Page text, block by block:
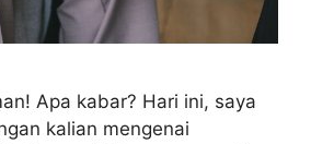
Apa kabar? Hari ini, saya
kalian mengenai